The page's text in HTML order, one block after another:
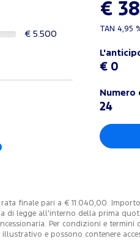
€ 5.500
€
TAN 4,95
€ 0
Numero
24
finale pari a € 11.040,00.
di legge all'interno della prima
Per condizioni e
e possono contenere